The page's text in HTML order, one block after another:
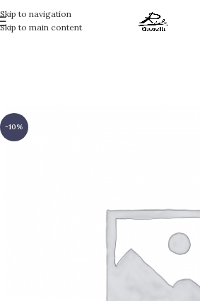
Skip to navigation
Skip to main content
-10%